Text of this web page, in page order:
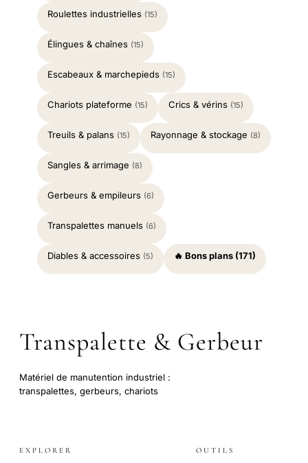
Roulettes industrielles (15)
Élingues & chaînes (15)
Escabeaux & marchepieds (15)
Chariots plateforme (15) Crics & vérins (15)
Treuils & palans (15) Rayonnage & stockage (8)
Sangles & arrimage (8)
Gerbeurs & empileurs (6)
Transpalettes manuels (6)
Diables & accessoires (5) 🔥 Bons plans (171)
Transpalette & Gerbeur
Matériel de manutention industriel :
transpalettes, gerbeurs, chariots
EXPLORER OUTILS